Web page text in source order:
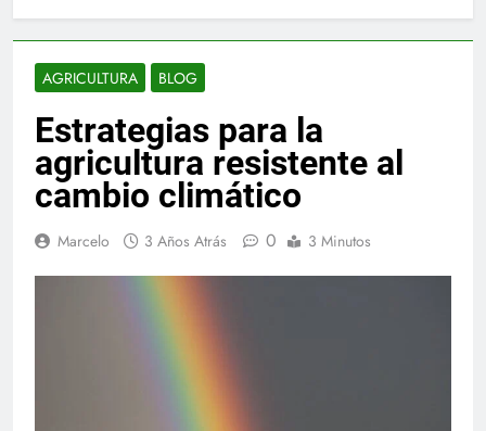
AGRICULTURA BLOG
Estrategias para la
agricultura resistente al
cambio climático
Marcelo 3 Años Atrás 0 3 Minutos